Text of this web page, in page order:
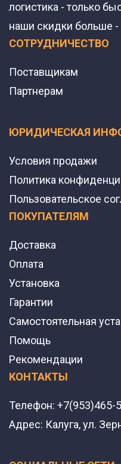
логистика - только
наши скидки больше -
СОТРУДНИЧЕСТВО
Поставщикам
Партнерам
ЮРИДИЧЕСКАЯ
Условия продажи
Политика
Пользовательское
ПОКУПАТЕЛЯМ
Доставка
Оплата
Установка
Гарантии
Самостоятельная
Помощь
Рекомендации
КОНТАКТЫ
Телефон: +7(953)465-
Адрес: Калуга, ул.